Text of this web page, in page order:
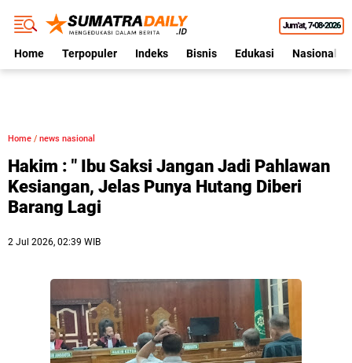
Jum'at 7•08•2026
Home Terpopuler Indeks Bisnis Edukasi Nasional
Home / news nasional
Hakim : " Ibu Saksi Jangan Jadi Pahlawan
Kesiangan, Jelas Punya Hutang Diberi
Barang Lagi
2 Jul 2026, 02:39 WIB